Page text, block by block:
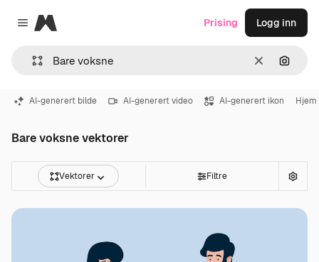
Close menu
Magnific
Slett Søk
Prising Logg inn
AI-generert bilde AI-generert video AI-generert ikon Hjem
Bare voksne vektorer
Vektorer Filtre